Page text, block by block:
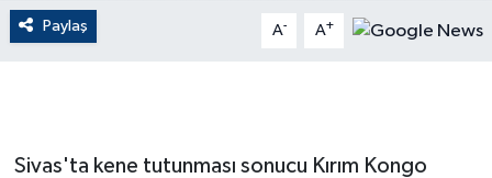
Paylaş A- A+
Sivas'ta kene tutunması sonucu Kırım Kongo
English News